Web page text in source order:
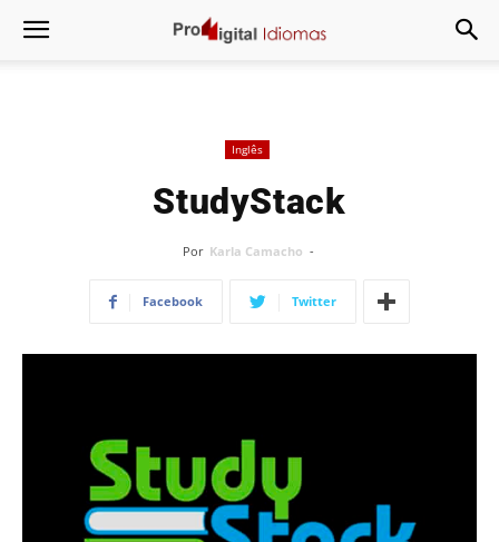
Inglês
StudyStack
Por Karla Camacho -
Facebook Twitter